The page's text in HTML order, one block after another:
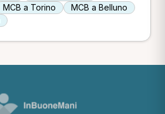
MCB a Torino
MCB a Belluno